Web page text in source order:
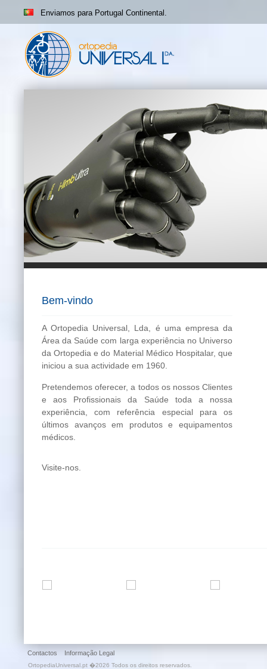
Enviamos para Portugal Continental.
Bem-vindo
A Ortopedia Universal, Lda, é uma empresa da
Área da Saúde com larga experiência no Universo
da Ortopedia e do Material Médico Hospitalar, que
iniciou a sua actividade em 1960.
Pretendemos oferecer, a todos os nossos Clientes
e aos Profissionais da Saúde toda a nossa
experiência, com referência especial para os
últimos avanços em produtos e equipamentos
médicos.
Visite-nos.
Contactos Informação Legal
OrtopediaUniversal.pt �2026 Todos os direitos reservados.